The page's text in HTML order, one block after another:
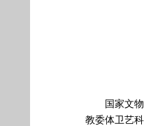
国家文
教委体卫艺